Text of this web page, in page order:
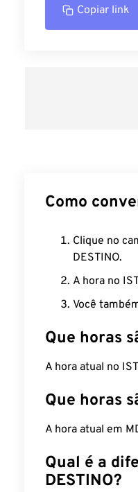
Copiar link
Como
Clique no
DESTINO.
A hora no
Você
Que horas
A hora atual no
Que horas
A hora atual em
Qual é a
DESTINO?